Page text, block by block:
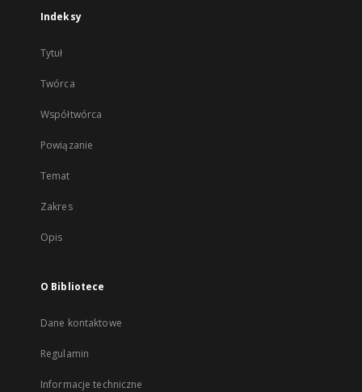
Indeksy
Tytuł
Twórca
Współtwórca
Powiązanie
Temat
Zakres
Opis
O Bibliotece
Dane kontaktowe
Regulamin
Informacje techniczne